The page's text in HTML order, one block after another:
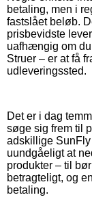
betaling, men i
fastslået beløb.
prisbevidste
uafhængig om
Struer – er at få
udleveringssted.
Det er i dag
søge sig frem til
adskillige
uundgåeligt at
produkter – til
betragteligt, og
betaling.